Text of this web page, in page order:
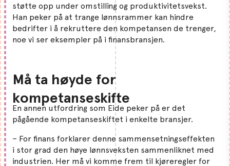
støtte opp under omstilling og produktivitetsvekst.
Han peker på at trange lønnsrammer kan hindre
bedrifter i å rekruttere den kompetansen de trenger,
noe vi ser eksempler på i finansbransjen.
Må ta høyde for
kompetanseskifte
En annen utfordring som Eide peker på er det
pågående kompetanseskiftet i enkelte bransjer.
– For finans forklarer denne sammensetningseffekten
i stor grad den høye lønnsveksten sammenliknet med
industrien. Her må vi komme frem til kjøreregler for